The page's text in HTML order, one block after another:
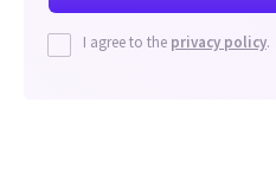
I agree to the privacy policy.